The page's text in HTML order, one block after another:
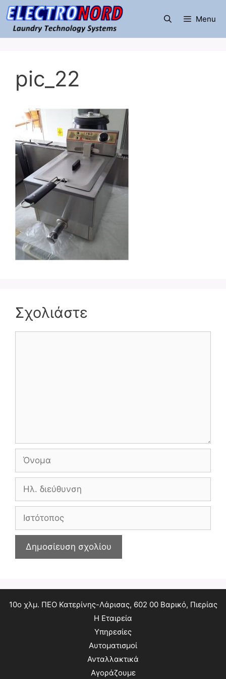
Μετάβαση
σε
περιεχόμενο
Menu
pic_22
Σχολιάστε
διεύθυνση
10ο χλμ. ΠΕΟ Κατερίνης-Λάρισας, 602 00 Βαρικό, Πιερίας
Η Εταιρεία
Υπηρεσίες
Αυτοματισμοί
Ανταλλακτικά
Αγοράζουμε